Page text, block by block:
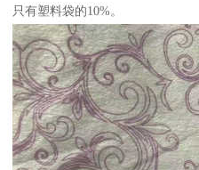
只有塑料袋的10%。